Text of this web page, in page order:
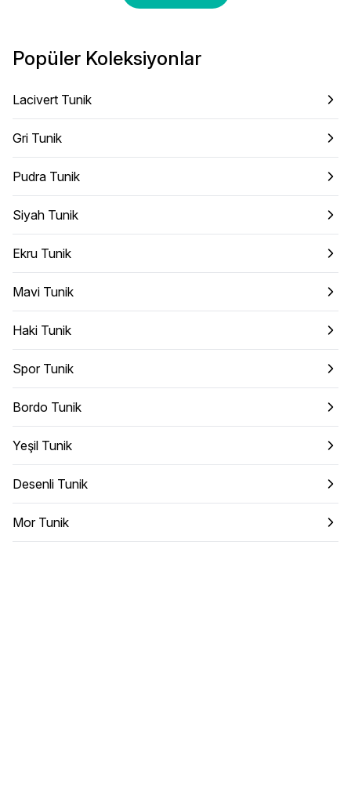
Popüler Koleksiyonlar
Lacivert Tunik
Gri Tunik
Pudra Tunik
Siyah Tunik
Ekru Tunik
Mavi Tunik
Haki Tunik
Spor Tunik
Bordo Tunik
Yeşil Tunik
Desenli Tunik
Mor Tunik